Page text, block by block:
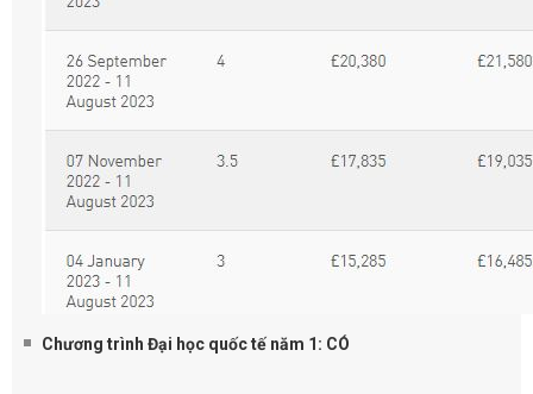
Chương trình Đại học quốc tế năm 1: CÓ